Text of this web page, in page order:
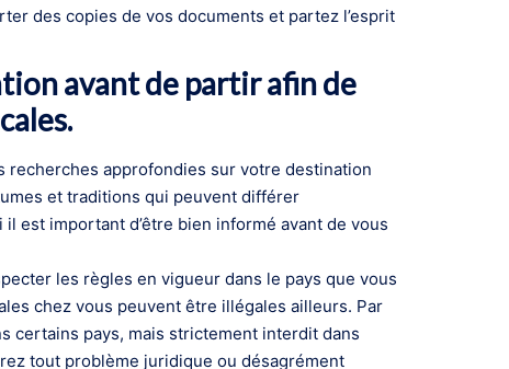
des copies de vos documents et partez l’esprit
avant de partir afin de
recherches approfondies sur votre destination
et traditions qui peuvent différer
est important d’être bien informé avant de vous
les règles en vigueur dans le pays que vous
chez vous peuvent être illégales ailleurs. Par
certains pays, mais strictement interdit dans
tout problème juridique ou désagrément